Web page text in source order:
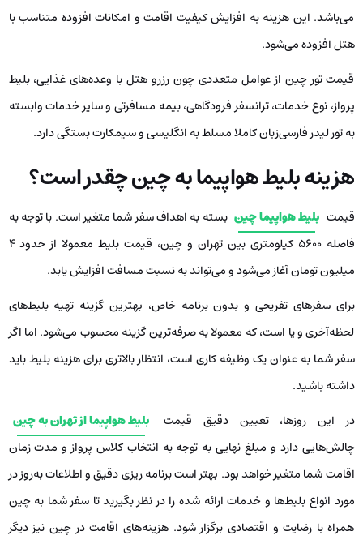
می‌باشد. این هزینه به افزایش کیفیت اقامت و امکانات افزوده متناسب با
هتل افزوده می‌شود.
قیمت تور چین از عوامل متعددی چون رزرو هتل با وعده‌های غذایی، بلیط
پرواز، نوع خدمات، ترانسفر فرودگاهی، بیمه مسافرتی و سایر خدمات وابسته
به تور لیدر فارسی‌زبان کاملا مسلط به انگلیسی و سیمکارت بستگی دارد.
هزینه بلیط هواپیما به چین چقدر است؟
قیمت بلیط هواپیما چین بسته به اهداف سفر شما متغیر است. با توجه به
فاصله ۵۶۰۰ کیلومتری بین تهران و چین، قیمت بلیط معمولا از حدود 4
میلیون تومان آغاز می‌شود و می‌تواند به نسبت مسافت افزایش یابد.
برای سفرهای تفریحی و بدون برنامه خاص، بهترین گزینه تهیه بلیط‌های
لحظه‌آخری و یا است، که معمولا به صرفه‌ترین گزینه محسوب می‌شود. اما اگر
سفر شما به عنوان یک وظیفه کاری است، انتظار بالاتری برای هزینه بلیط باید
داشته باشید.
در این روزها، تعیین دقیق قیمت
بلیط هواپیما از تهران به چین
چالش‌هایی دارد و مبلغ نهایی به توجه به انتخاب کلاس پرواز و مدت زمان
اقامت شما متغیر خواهد بود. بهتر است برنامه ریزی دقیق و اطلاعات به‌روز در
مورد انواع بلیط‌ها و خدمات ارائه شده را در نظر بگیرید تا سفر شما به چین
همراه با رضایت و اقتصادی برگزار شود. هزینه‌های اقامت در چین نیز دیگر